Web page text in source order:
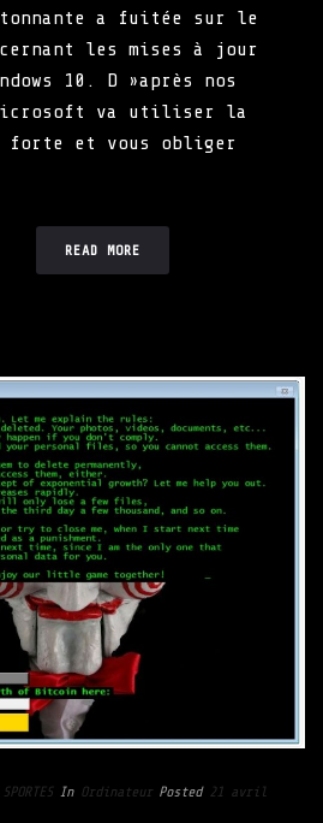
a fuitée sur le
les mises à jour
10. D »après nos
va utiliser la
forte et vous obliger
READ MORE
In Ordinateur Posted 21 avril